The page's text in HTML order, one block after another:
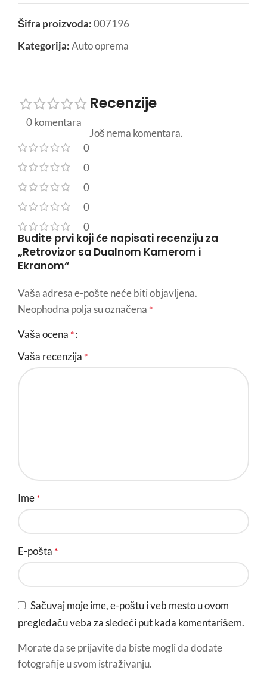
Šifra proizvoda:007196
Kategorija:Auto oprema
0 komentara
0
0
0
0
0
Recenzije
Još nema komentara.
Budite prvi koji će napisati recenziju za
„Retrovizor sa Dualnom Kamerom i
Ekranom“
Vaša adresa e-pošte neće biti objavljena.
Neophodna polja su označena *
Vaša ocena *
Vaša recenzija *
Ime *
E-pošta *
Sačuvaj moje ime, e-poštu i veb mesto u ovom
pregledaču veba za sledeći put kada komentarišem.
Morate da se prijavite da biste mogli da dodate
fotografije u svom istraživanju.